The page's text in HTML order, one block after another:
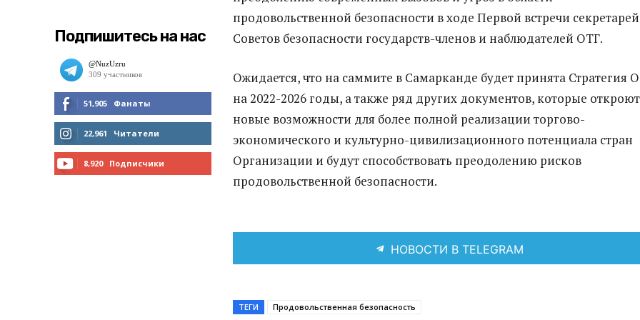
Подпишитесь на нас
51,905 Фанаты
МНЕ НРАВИТСЯ
22,961 Читатели
8,920 Подписчики
продовольственной безопасности в ходе Первой встречи секретарей
Советов безопасности государств-членов и наблюдателей ОТГ.
Ожидается, что на саммите в Самарканде будет принята Стратегия
на 2022-2026 годы, а также ряд других документов, которые откроют
новые возможности для более полной реализации торгово-
экономического и культурно-цивилизационного потенциала стран
Организации и будут способствовать преодолению рисков
продовольственной безопасности.
НОВОСТИ В TELEGRAM
ТЕГИ Продовольственная безопасность